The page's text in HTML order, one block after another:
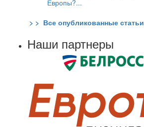
Европы?...
> > Все опубликованные статьи
Наши партнеры